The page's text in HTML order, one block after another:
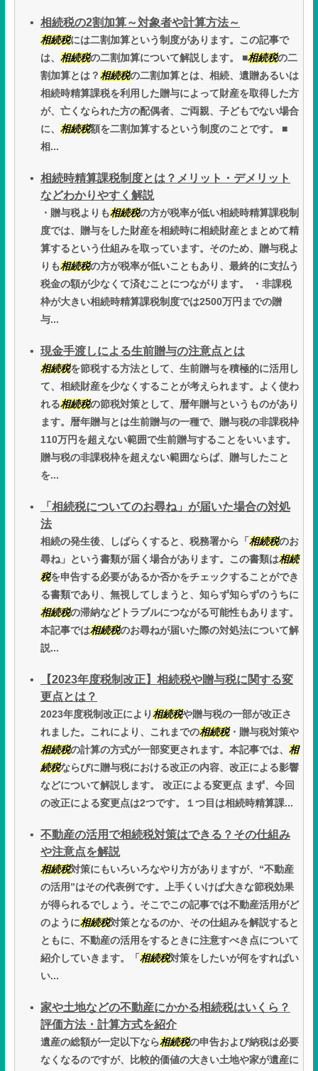
相続税の2割加算～対象者や計算方法～
相続税には二割加算という制度があります。この記事で
は、 相続税の二割加算について解説します。 ■相続税の二
割加算とは？相続税の二割加算とは、相続、遺贈あるいは
相続時精算課税を利用した贈与によって財産を取得した方
が、亡くなられた方の配偶者、ご両親、子どもでない場合
に、 相続税額を二割加算するという制度のことです。 ■
相...
相続時精算課税制度とは？メリット・デメリット
などわかりやすく解説
・贈与税よりも相続税の方が税率が低い相続時精算課税制
度では、贈与をした財産を相続時に相続財産とまとめて精
算するという仕組みを取っています。そのため、贈与税よ
りも相続税の方が税率が低いこともあり、最終的に支払う
税金の額が少なくて済むことにつながります。 ・非課税
枠が大きい相続時精算課税制度では2500万円までの贈
与...
現金手渡しによる生前贈与の注意点とは
相続税を節税する方法として、生前贈与を積極的に活用し
て、相続財産を少なくすることが考えられます。よく使わ
れる相続税の節税対策として、暦年贈与というものがあり
ます。暦年贈与とは生前贈与の一種で、贈与税の非課税枠
110万円を超えない範囲で生前贈与することをいいます。
贈与税の非課税枠を超えない範囲ならば、贈与したこと
を...
「相続税についてのお尋ね」が届いた場合の対処
法
相続の発生後、しばらくすると、税務署から「 相続税のお
尋ね」という書類が届く場合があります。この書類は相続
税を申告する必要があるか否かをチェックすることができ
る書類であり、無視してしまうと、知らず知らずのうちに
相続税の滞納などトラブルにつながる可能性もあります。
本記事では相続税のお尋ねが届いた際の対処法について解
説...
【2023年度税制改正】相続税や贈与税に関する変
更点とは？
2023年度税制改正により相続税や贈与税の一部が改正さ
れました。これにより、これまでの相続税・贈与税対策や
相続税の計算の方式が一部変更されます。本記事では、 相
続税ならびに贈与税における改正の内容、改正による影響
などについて解説します。 改正による変更点 まず、今回
の改正による変更点は2つです。１つ目は相続時精算課...
不動産の活用で相続税対策はできる？その仕組み
や注意点を解説
相続税対策にもいろいろなやり方がありますが、“不動産
の活用”はその代表例です。上手くいけば大きな節税効果
が得られるでしょう。そこでこの記事では不動産活用がど
のように相続税対策となるのか、その仕組みを解説すると
ともに、不動産の活用をするときに注意すべき点について
紹介していきます。「 相続税対策をしたいが何をすればい
い...
家や土地などの不動産にかかる相続税はいくら？
評価方法・計算方式を紹介
遺産の総額が一定以下なら相続税の申告および納税は必要
なくなるのですが、比較的価値の大きい土地や家が遺産に